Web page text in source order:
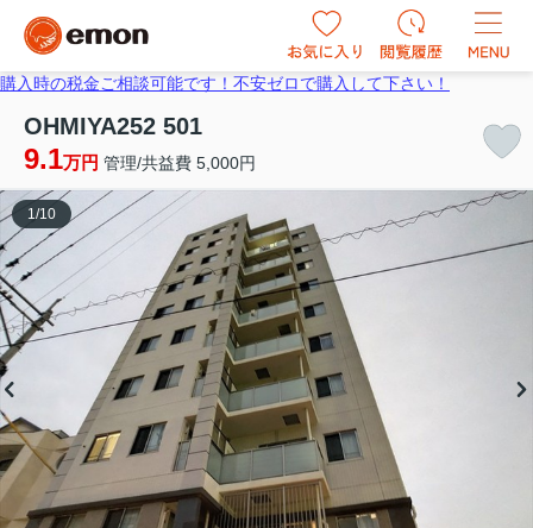
購入時の税金ご相談可能です！不安ゼロで購入して下さい！
OHMIYA252 501
9.1万円 管理/共益費 5,000円
1 /10